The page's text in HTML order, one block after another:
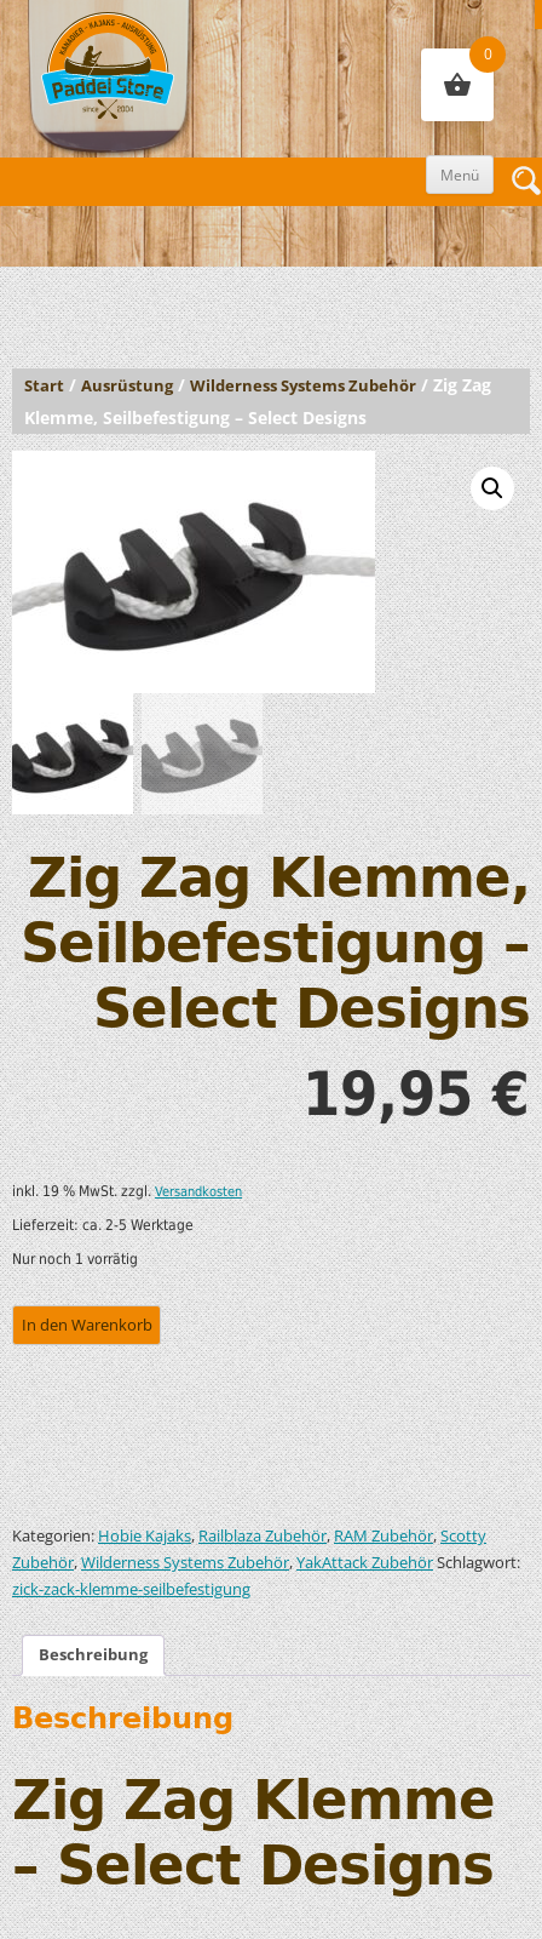
Menü
Zum
Inhalt
Start / Ausrüstung/ Wilderness Systems Zubehör / Zig Zag
Klemme, Seilbefestigung – Select Designs
Zig Zag Klemme,
Seilbefestigung –
Select Designs
19,95€
inkl. 19 % MwSt. zzgl.Versandkosten
Lieferzeit:ca. 2-5 Werktage
Nur noch 1 vorrätig
In den Warenkorb
Kategorien:Hobie Kajaks,Railblaza Zubehör,RAM Zubehör,Scotty
Zubehör,Wilderness Systems Zubehör,YakAttack ZubehörSchlagwort:
zick-zack-klemme-seilbefestigung
Beschreibung
Beschreibung
Zig Zag Klemme
– Select Designs
0